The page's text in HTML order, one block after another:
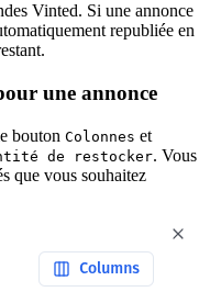
Vinted. Si une annonce
republiée en
une annonce
bouton Colonnes et
de restocker. Vous
que vous souhaitez